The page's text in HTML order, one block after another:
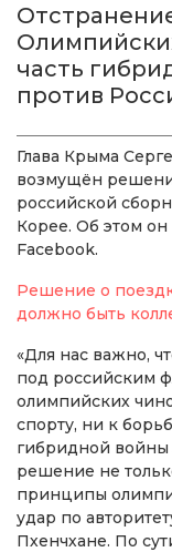
часть
против
Глава Крыма
возмущён
российской
Корее. Об этом
Facebook.
Решение о
должно быть
«Для нас важно,
под российским
олимпийских
спорту, ни к
гибридной войны
решение не
принципы
удар по
Пхенчхане. По